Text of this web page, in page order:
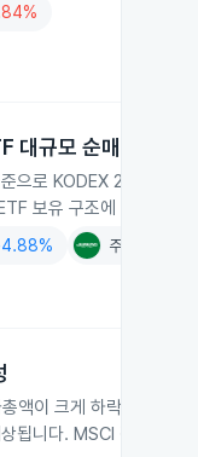
대규모 순매도
으로 KODEX 200선물
보유 구조에 영향을 줬
주성엔지니
액이 크게 하락해 MSCI
됩니다. MSCI 정기 변